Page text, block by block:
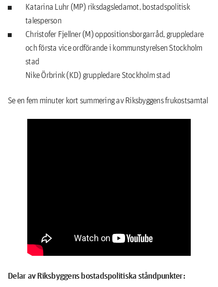
Katarina Luhr (MP) riksdagsledamot, bostadspolitisk
talesperson
Christofer Fjellner (M) oppositionsborgarråd, gruppledare
och första vice ordförande i kommunstyrelsen Stockholm
stad
Nike Örbrink (KD) gruppledare Stockholm stad
Se en fem minuter kort summering av Riksbyggens frukostsamtal
Delar av Riksbyggens bostadspolitiska ståndpunkter: